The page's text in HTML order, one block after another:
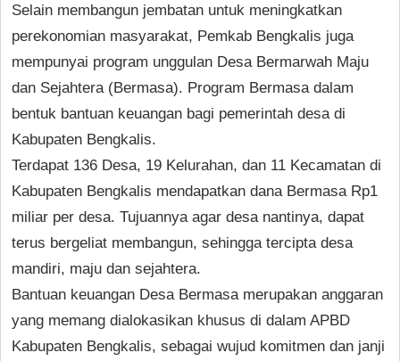
Selain membangun jembatan untuk meningkatkan
perekonomian masyarakat, Pemkab Bengkalis juga
mempunyai program unggulan Desa Bermarwah Maju
dan Sejahtera (Bermasa). Program Bermasa dalam
bentuk bantuan keuangan bagi pemerintah desa di
Kabupaten Bengkalis.
Terdapat 136 Desa, 19 Kelurahan, dan 11 Kecamatan di
Kabupaten Bengkalis mendapatkan dana Bermasa Rp1
miliar per desa. Tujuannya agar desa nantinya, dapat
terus bergeliat membangun, sehingga tercipta desa
mandiri, maju dan sejahtera.
Bantuan keuangan Desa Bermasa merupakan anggaran
yang memang dialokasikan khusus di dalam APBD
Kabupaten Bengkalis, sebagai wujud komitmen dan janji